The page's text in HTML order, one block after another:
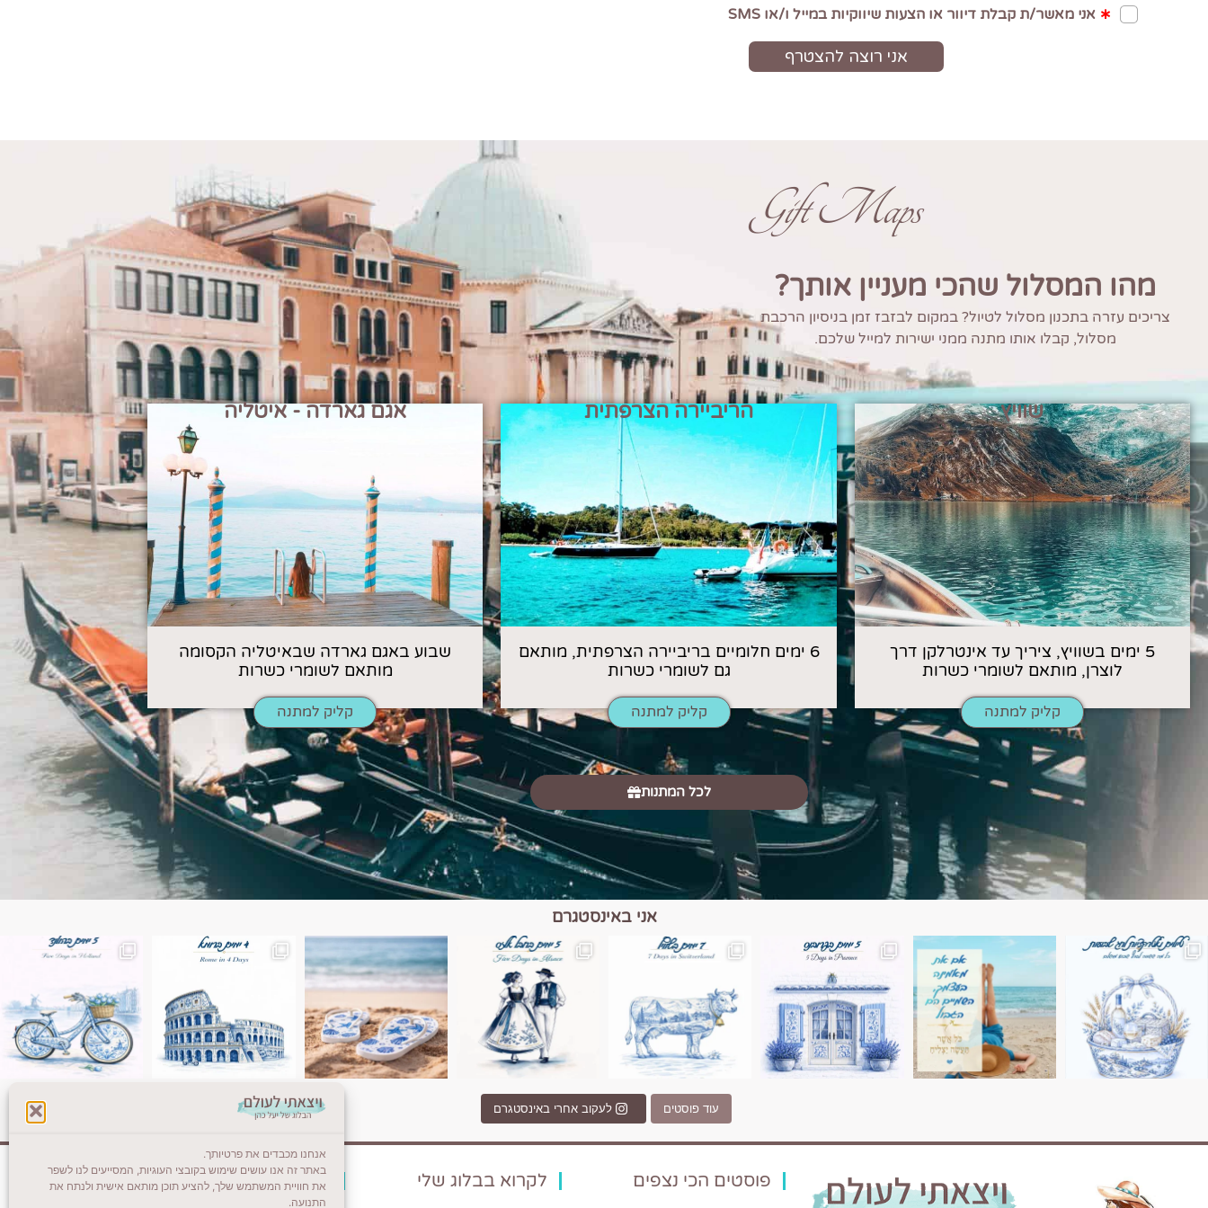
אנחנו מכבדים את פרטיותך.
באתר זה אנו עושים שימוש בקובצי העוגיות, המסייעים לנו לשפר
את חוויית המשתמש שלך, להציע תוכן מותאם אישית ולנתח את
התנועה.
Gift Maps
מהו המסלול שהכי מעניין אותך?
צריכים עזרה בתכנון מסלול לטיול? במקום לבזבז זמן בניסיון הרכבת
מסלול, קבלו אותו מתנה ממני ישירות למייל שלכם.
שוויץ
5 ימים בשוויץ, ציריך עד אינטרלקן דרך
לוצרן, מותאם לשומרי כשרות
קליק למתנה
הריביירה הצרפתית
6 ימים חלומיים בריביירה הצרפתית, מותאם
גם לשומרי כשרות
קליק למתנה
אגם גארדה - איטליה
שבוע באגם גארדה שבאיטליה הקסומה
מותאם לשומרי כשרות
קליק למתנה
לכל המתנות
אני באינסטגרם
השמים הם הגבול 💙🩵 טיול בין כפרים, יין ונופים בחבל אלזס צרפת
יש רגע כזה בחופשה שבו הכל נהיה פשוט יותר. החול, הי
יש ערים בעולם שמרגישות כמו מסע בזמן. רומא היא אחתInstagram post 18087423191462101
עוד פוסטים לעקוב אחרי באינסטגרם
פוסטים הכי נצפים לקרוא בבלוג שלי צרו קשר (לא בשבת)